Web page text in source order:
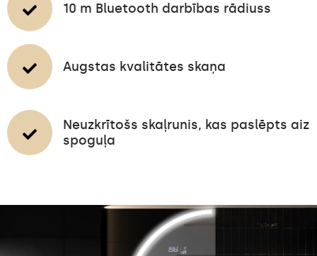
10 m Bluetooth darbības rādiuss
Augstas kvalitātes skaņa
Neuzkrītošs skaļrunis, kas paslēpts aiz
spoguļa